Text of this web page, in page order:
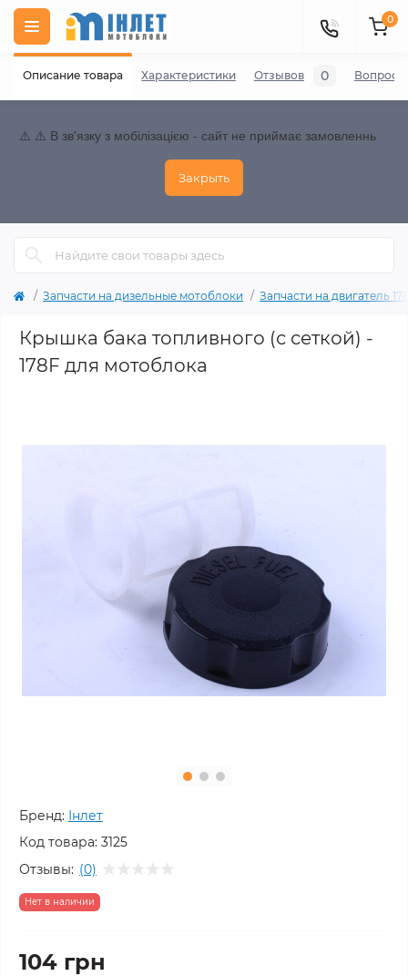
⚠️ ⚠️ В зв'язку з мобілізацією - сайт не приймає замовленнь
Закрыть
0
Запчасти на дизельные мотоблоки Запчасти на двигатель
Крышка бака топливного (с сеткой) -
178F для мотоблока
Бренд: Інлет
Код товара: 3125
Отзывы: (0)
Нет в наличии
104 грн
Описание товара Характеристики Отзывов 0 Вопросы